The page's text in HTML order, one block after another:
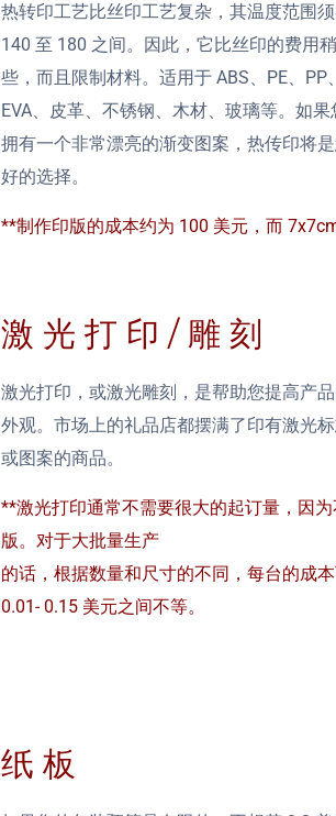
热转印工艺比丝印工艺复杂，其温度范围
140 至 180 之间。因此，它比丝印的费用
些，而且限制材料。适用于 ABS、PE、PP、
EVA、皮革、不锈钢、木材、玻璃等。如果
拥有一个非常漂亮的渐变图案，热传印将
好的选择。
**制作印版的成本约为 100 美元，而
激 光 打 印 / 雕 刻
激光打印，或激光雕刻，是帮助您提高产
外观。市场上的礼品店都摆满了印有激光
或图案的商品。
**激光打印通常不需要很大的起订量，因
版。对于大批量生产
的话，根据数量和尺寸的不同，每台的成
0.01- 0.15 美元之间不等。
纸 板